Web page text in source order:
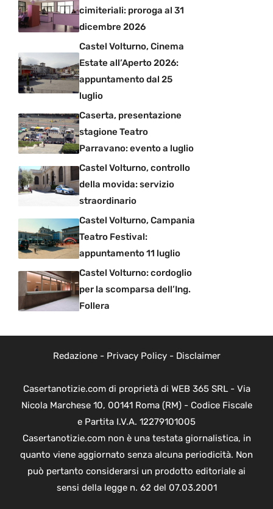
cimiteriali: proroga al 31
dicembre 2026
Castel Volturno, Cinema
Estate all’Aperto 2026:
appuntamento dal 25
luglio
Caserta, presentazione
stagione Teatro
Parravano: evento a luglio
Castel Volturno, controllo
della movida: servizio
straordinario
Castel Volturno, Campania
Teatro Festival:
appuntamento 11 luglio
Castel Volturno: cordoglio
per la scomparsa dell’Ing.
Follera
Redazione- Privacy Policy- Disclaimer
Casertanotizie.com di proprietà di WEB 365 SRL - Via
Nicola Marchese 10, 00141 Roma (RM) - Codice Fiscale
e Partita I.V.A. 12279101005
Casertanotizie.com non è una testata giornalistica, in
quanto viene aggiornato senza alcuna periodicità. Non
può pertanto considerarsi un prodotto editoriale ai
sensi della legge n. 62 del 07.03.2001